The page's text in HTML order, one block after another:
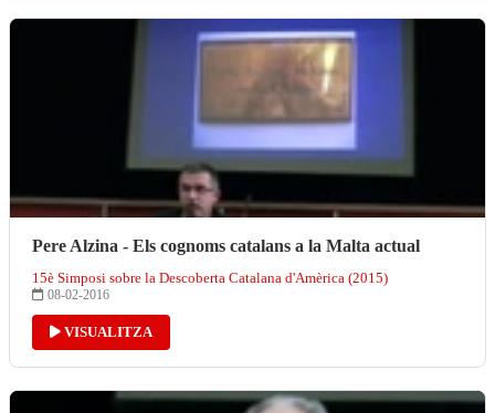
Pere Alzina - Els cognoms catalans a la Malta actual
15è Simposi sobre la Descoberta Catalana d'Amèrica (2015)
08-02-2016
VISUALITZA